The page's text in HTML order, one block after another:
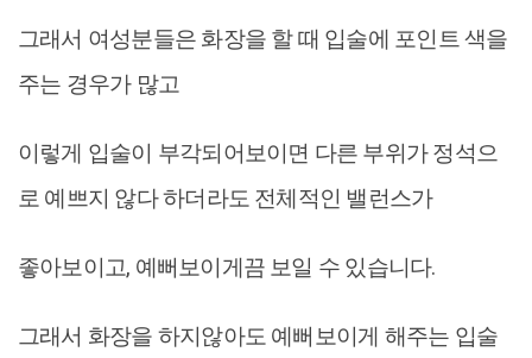
그래서 여성분들은 화장을 할 때 입술에 포인트 색을
주는 경우가 많고
이렇게 입술이 부각되어보이면 다른 부위가 정석으
로 예쁘지 않다 하더라도 전체적인 밸런스가
좋아보이고, 예뻐보이게끔 보일 수 있습니다.
그래서 화장을 하지않아도 예뻐보이게 해주는 입술